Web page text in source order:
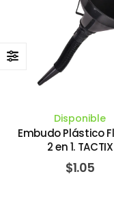
Disponible
Embudo Plástico
2 en 1. TACTIX
$1.05